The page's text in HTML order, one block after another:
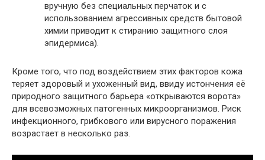
вручную без специальных перчаток и с
использованием агрессивных средств бытовой
химии приводит к стиранию защитного слоя
эпидермиса).
Кроме того, что под воздействием этих факторов кожа
теряет здоровый и ухоженный вид, ввиду истончения её
природного защитного барьера «открываются ворота»
для всевозможных патогенных микроорганизмов. Риск
инфекционного, грибкового или вирусного поражения
возрастает в несколько раз.